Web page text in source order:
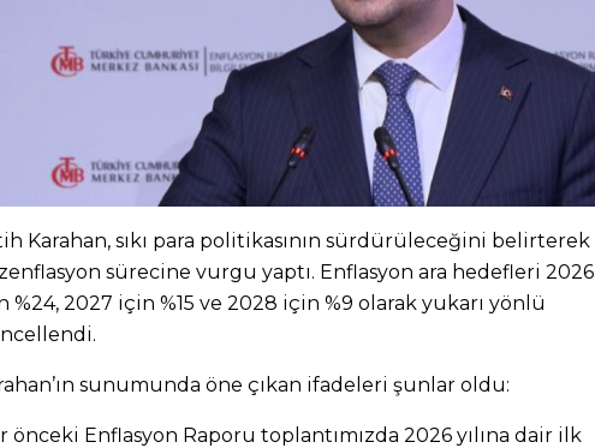
Karahan, sıkı para politikasının sürdürüleceğini belirterek
sürecine vurgu yaptı. Enflasyon ara hedefleri 2026
%24, 2027 için %15 ve 2028 için %9 olarak yukarı yönlü
sunumunda öne çıkan ifadeleri şunlar oldu:
önceki Enflasyon Raporu toplantımızda 2026 yılına dair ilk